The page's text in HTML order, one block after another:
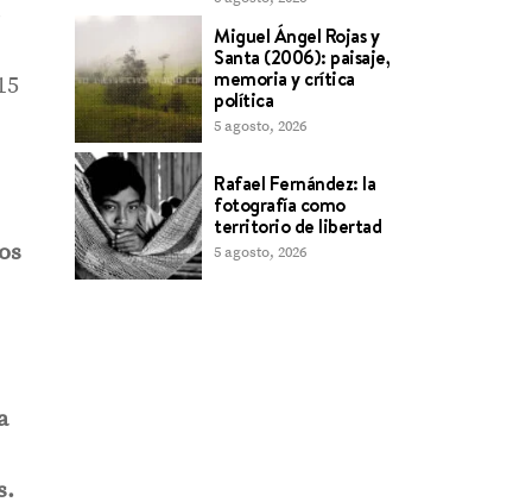
Miguel Ángel Rojas y
Santa (2006): paisaje,
memoria y crítica
política
5 agosto, 2026
Rafael Fernández: la
fotografía como
territorio de libertad
5 agosto, 2026